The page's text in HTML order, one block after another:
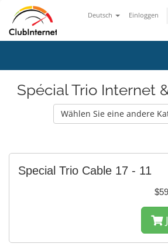
Deutsch Einloggen
Spécial Trio Internet
Wählen Sie eine andere
Special Trio Cable 17 - 11